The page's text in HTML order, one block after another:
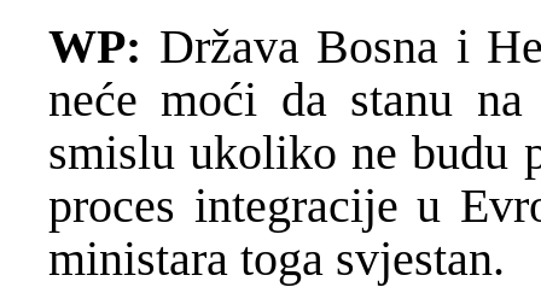
WP: Država Bosna i
neće moći da stanu
smislu ukoliko ne budu
proces integracije u
ministara toga svjestan.